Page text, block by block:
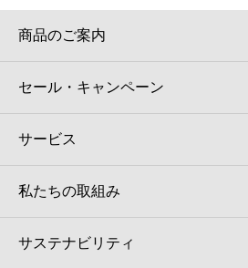
商品のご案内
セール・キャンペーン
サービス
私たちの取組み
サステナビリティ